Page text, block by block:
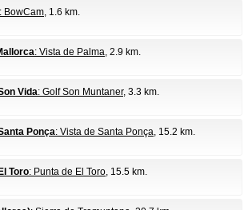
: BowCam, 1.6 km.
: Vista de Palma, 2.9 km.
Vida: Golf Son Muntaner, 3.3 km.
Ponça: Vista de Santa Ponça, 15.2 km.
Toro: Punta de El Toro, 15.5 km.